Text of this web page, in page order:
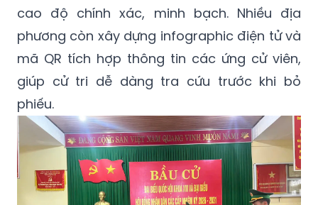
cao độ chính xác, minh bạch. Nhiều địa
phương còn xây dựng infographic điện tử và
mã QR tích hợp thông tin các ứng cử viên,
giúp cử tri dễ dàng tra cứu trước khi bỏ
phiếu.